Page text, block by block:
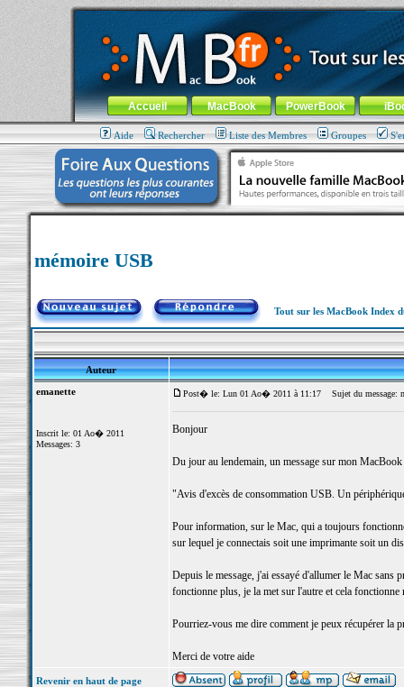
MacBook-fr.com : 100% Apple... 100% nomade !
Aller au contenu-Aller au menu général-Aller au menu de
Menu général
Accueil MacBook PowerBook
Aide Rechercher Liste des Membres Groupes
mémoire USB
Tout sur les MacBook Index
Auteur
emanette
Inscrit le: 01 Ao� 2011
Messages: 3
Post� le: Lun 01 Ao� 2011 à 11:17 Sujet du message:
Bonjour
Du jour au lendemain, un message sur mon MacBook
"Avis d'excès de consommation USB. Un
Pour information, sur le Mac, qui a toujours
sur lequel je connectais soit une imprimante soit un
Depuis le message, j'ai essayé d'allumer le Mac sans
fonctionne plus, je la met sur l'autre et cela fonctionne
Pourriez-vous me dire comment je peux récupérer la
Merci de votre aide
Revenir en haut de page